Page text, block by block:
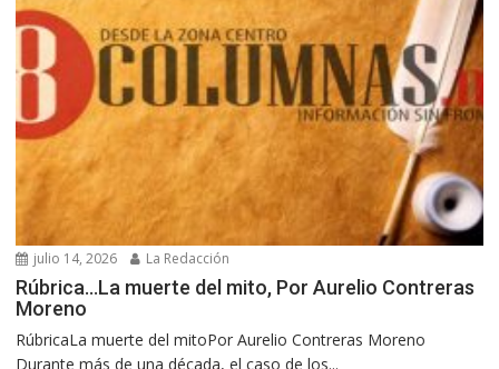
julio 14, 2026 La Redacción
Rúbrica…La muerte del mito, Por Aurelio Contreras
Moreno
RúbricaLa muerte del mitoPor Aurelio Contreras Moreno
Durante más de una década, el caso de los...